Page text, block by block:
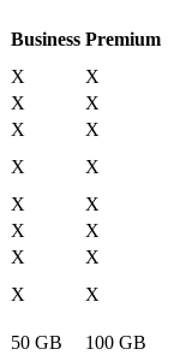
Business Premium
X
X
X
X
X
X
X
X
X
X
X
X
X
X
X
X
50 GB
100 GB